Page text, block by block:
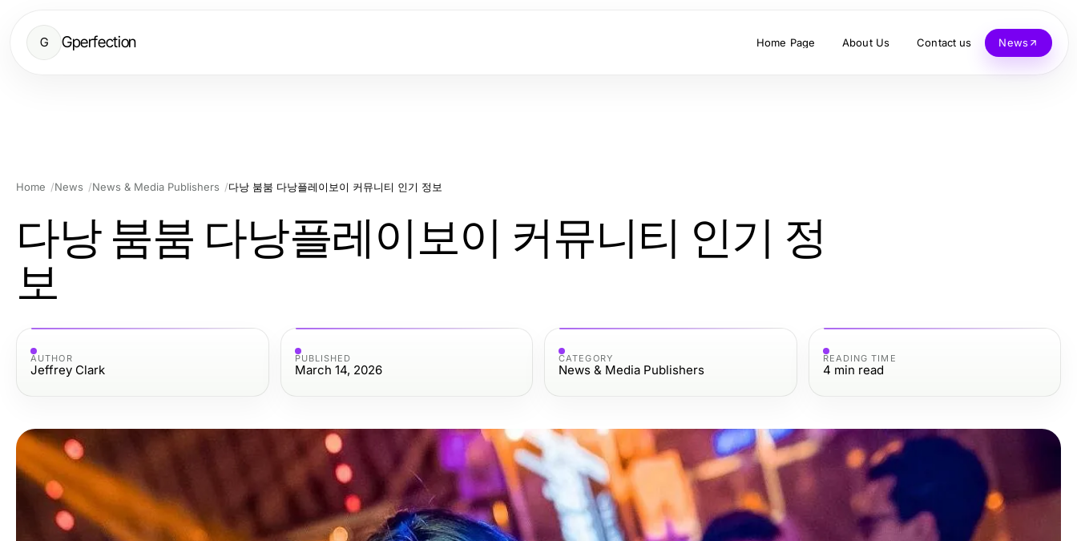
G Gperfection Home Page About Us Contact us News
Home News News & Media Publishers 다낭 붐붐 다낭플레이보이 커뮤니티 인기 정보
다낭 붐붐 다낭플레이보이 커뮤니티 인기 정
보
AUTHOR
Jeffrey Clark
PUBLISHED
March 14, 2026
CATEGORY
News & Media Publishers
READING TIME
4 min read